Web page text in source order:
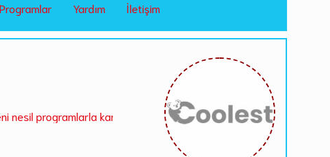
Programlar Yardım İletişim
karşınızdayız. Mantolamax.com a hemen ücretsiz